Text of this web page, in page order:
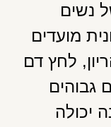
נשים
מועדים
לחץ דם
גבוהים
יכולה